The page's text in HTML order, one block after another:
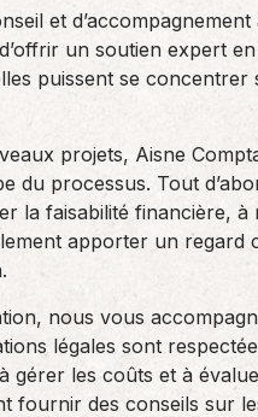
et
un soutien expert
puissent se
projets, Aisne
du processus. Tout
la faisabilité financière,
apporter un
nous vous
légales sont
gérer les coûts et à
fournir des conseils sur